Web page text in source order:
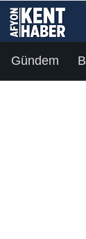
Gündem